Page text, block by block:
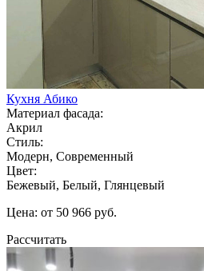
Кухня Абико
Материал фасада:
Акрил
Стиль:
Модерн, Современный
Цвет:
Бежевый, Белый, Глянцевый
Цена: от 50 966 руб.
Рассчитать